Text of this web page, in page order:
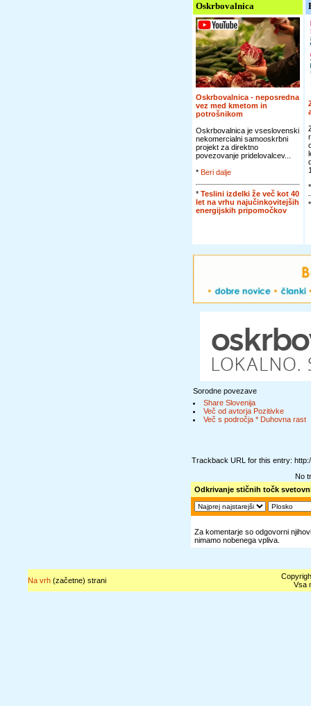
Oskrbovalnica
Oskrbovalnica - neposredna
vez med kmetom in
potrošnikom
Oskrbovalnica je vseslovenski
nekomercialni samooskrbni
projekt za direktno
povezovanje pridelovalcev...
* Beri dalje
* Teslini izdelki že več kot 40
let na vrhu najučinkovitejših
energijskih pripomočkov
Sorodne povezave
Share Slovenija
Več od avtorja Pozitivke
Več s področja * Duhovna rast
Trackback URL for this entry:
No
Odkrivanje stičnih točk
Za komentarje so odgovorni
nimamo nobenega vpliva.
Na vrh(začetne) strani
Vsa